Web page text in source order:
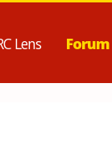
Lens Forum